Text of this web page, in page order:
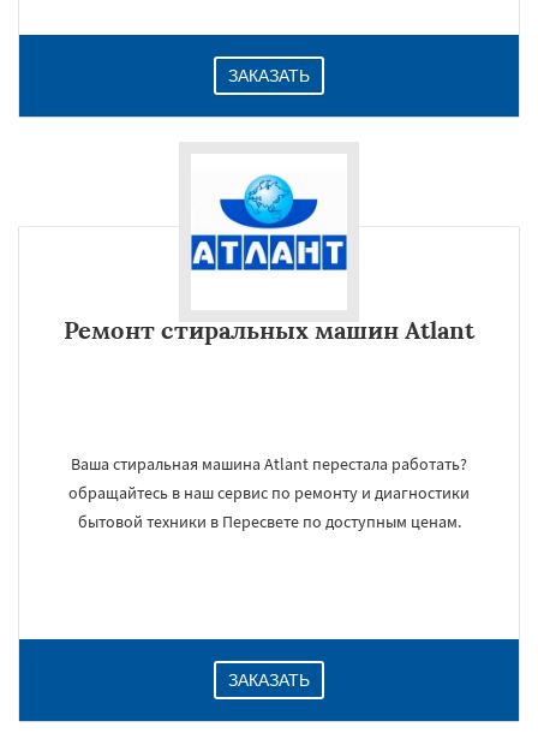
ЗАКАЗАТЬ
Ремонт стиральных машин Atlant
Ваша стиральная машина Atlant перестала работать?
обращайтесь в наш сервис по ремонту и диагностики
бытовой техники в Пересвете по доступным ценам.
ЗАКАЗАТЬ